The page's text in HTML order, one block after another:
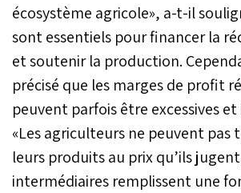
rouages d’un
verrouillé par les
intermédiaires,
vague de réactions
bien au niveau
qu’au niveau
de son
sa vitalité
influenceur a fait
vendre du
mis le
écosystème agricole», a-t-il
sont essentiels pour financer la
et soutenir la production.
précisé que les marges de profit
peuvent parfois être excessives
«Les agriculteurs ne peuvent pas
leurs produits au prix qu’ils
intermédiaires remplissent une